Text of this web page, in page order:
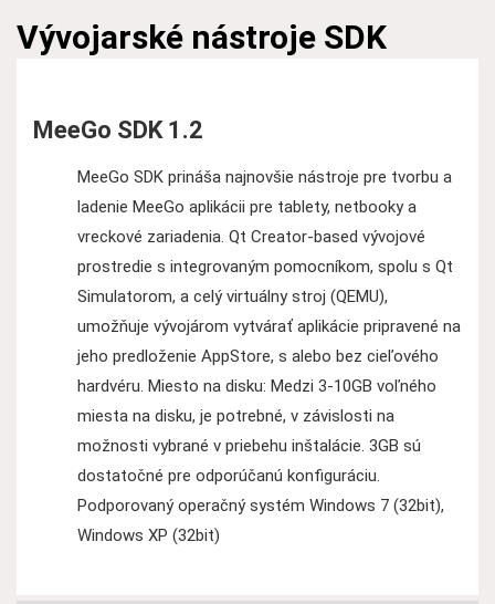
Vývojarské nástroje SDK
MeeGo SDK 1.2
MeeGo SDK prináša najnovšie nástroje pre tvorbu a
ladenie MeeGo aplikácii pre tablety, netbooky a
vreckové zariadenia. Qt Creator-based vývojové
prostredie s integrovaným pomocníkom, spolu s Qt
Simulatorom, a celý virtuálny stroj (QEMU),
umožňuje vývojárom vytvárať aplikácie pripravené na
jeho predloženie AppStore, s alebo bez cieľového
hardvéru. Miesto na disku: Medzi 3-10GB voľného
miesta na disku, je potrebné, v závislosti na
možnosti vybrané v priebehu inštalácie. 3GB sú
dostatočné pre odporúčanú konfiguráciu.
Podporovaný operačný systém Windows 7 (32bit),
Windows XP (32bit)